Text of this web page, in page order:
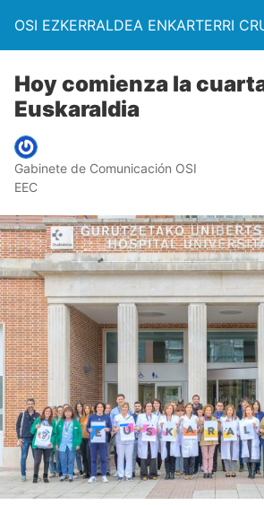
OSI EZKERRALDEA ENKARTERRI
Hoy comienza la
Euskaraldia
Gabinete de Comunicación OSI
EEC